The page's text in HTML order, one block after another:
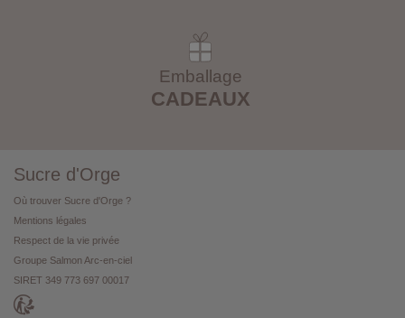
Emballage
CADEAUX
Sucre d'Orge
Où trouver Sucre d'Orge ?
Mentions légales
Respect de la vie privée
Groupe Salmon Arc-en-ciel
SIRET 349 773 697 00017